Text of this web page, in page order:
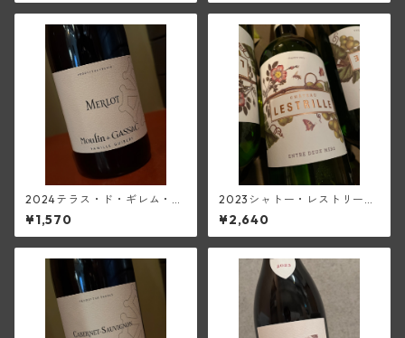
2024テラス・ド・ギレム・メ
ルロー<ペイ・ドック>(ムーラ
ン・ド・ガサック)
¥1,570
2023シャトー・レストリー
ユ・ブラン(アントル・ドゥ
ー・メール)
¥2,640